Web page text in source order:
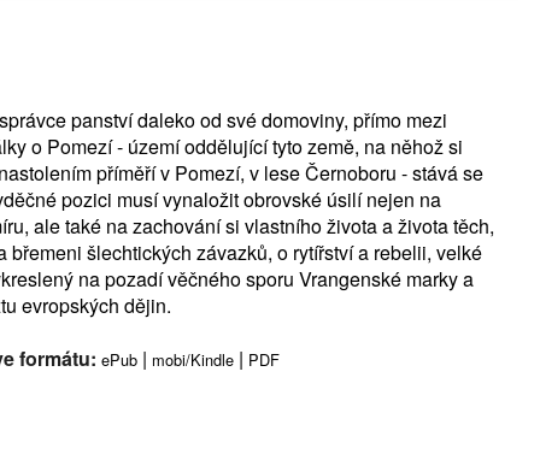
panství daleko od své domoviny, přímo mezi
o Pomezí - území oddělující tyto země, na něhož si
příměří v Pomezí, v lese Černoboru - stává se
pozici musí vynaložit obrovské úsilí nejen na
ale také na zachování si vlastního života a života těch,
šlechtických závazků, o rytířství a rebelii, velké
na pozadí věčného sporu Vrangenské marky a
evropských dějin.
formátu: ePub | mobi/Kindle | PDF